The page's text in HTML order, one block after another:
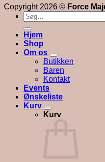
Copyright 2026 © Force
Søg
efter:
Hjem
Shop
Om os
Butikken
Baren
Kontakt
Events
Ønskeliste
Kurv
Kurv